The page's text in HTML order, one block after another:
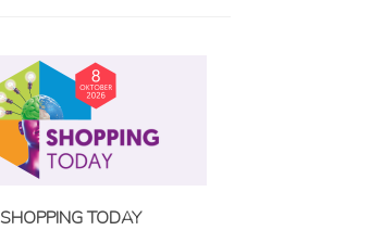
SHOPPING TODAY